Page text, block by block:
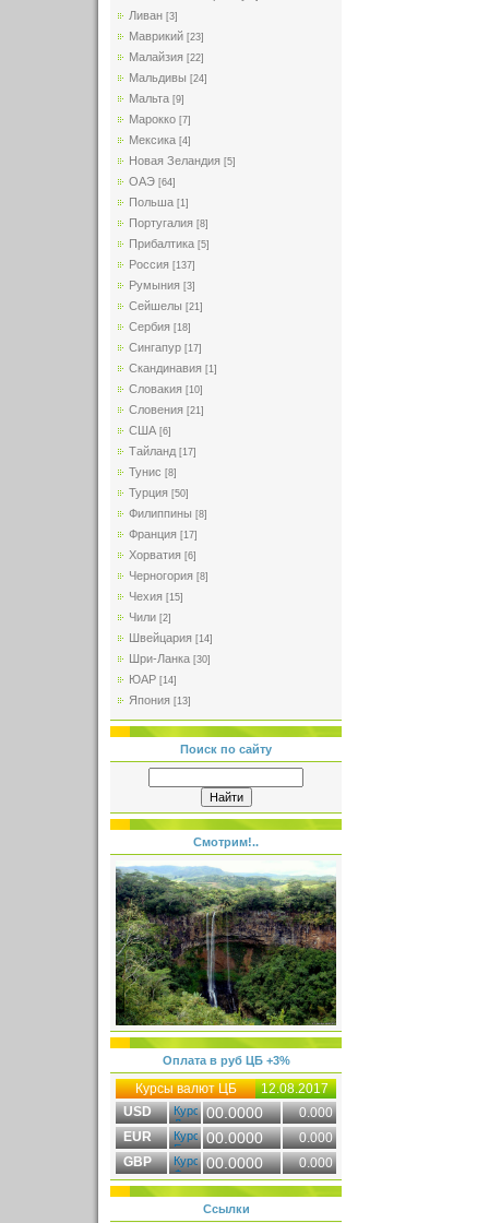
Ливан [3]
Маврикий [23]
Малайзия [22]
Мальдивы [24]
Мальта [9]
Марокко [7]
Мексика [4]
Новая Зеландия [5]
ОАЭ [64]
Польша [1]
Португалия [8]
Прибалтика [5]
Россия [137]
Румыния [3]
Сейшелы [21]
Сербия [18]
Сингапур [17]
Скандинавия [1]
Словакия [10]
Словения [21]
США [6]
Тайланд [17]
Тунис [8]
Турция [50]
Филиппины [8]
Франция [17]
Хорватия [6]
Черногория [8]
Чехия [15]
Чили [2]
Швейцария [14]
Шри-Ланка [30]
ЮАР [14]
Япония [13]
Поиск по сайту
Смотрим!..
Оплата в руб ЦБ +3%
Курсы валют ЦБ
12.08.2017
USD
00.0000
0.000
EUR
00.0000
0.000
GBP
00.0000 0.000
Ссылки